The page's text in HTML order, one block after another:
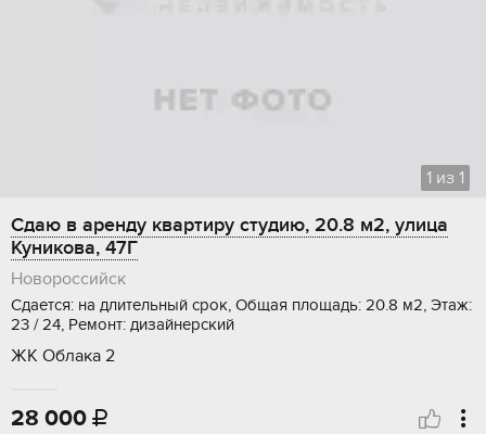
1 из 1
Сдаю в аренду квартиру студию, 20.8 м2, улица
Куникова, 47Г
Новороссийск
Сдается: на длительный срок, Общая площадь: 20.8 м2, Этаж:
23 / 24, Ремонт: дизайнерский
ЖК Облака 2
28 000 